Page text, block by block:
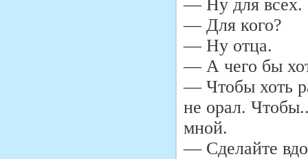
— Ну для всех.
— Для кого?
— Ну отца.
— А чего бы
— Чтобы хоть
не орал.
мной.
— Сделайте